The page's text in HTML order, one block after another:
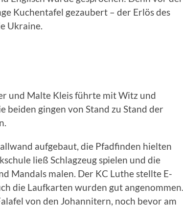
Kuchentafel gezaubert – der Erlös des
Ukraine.
und Malte Kleis führte mit Witz und
beiden gingen von Stand zu Stand der
aufgebaut, die Pfadfinden hielten
ließ Schlagzeug spielen und die
Mandals malen. Der KC Luthe stellte E-
die Laufkarten wurden gut angenommen.
von den Johannitern, noch bevor am